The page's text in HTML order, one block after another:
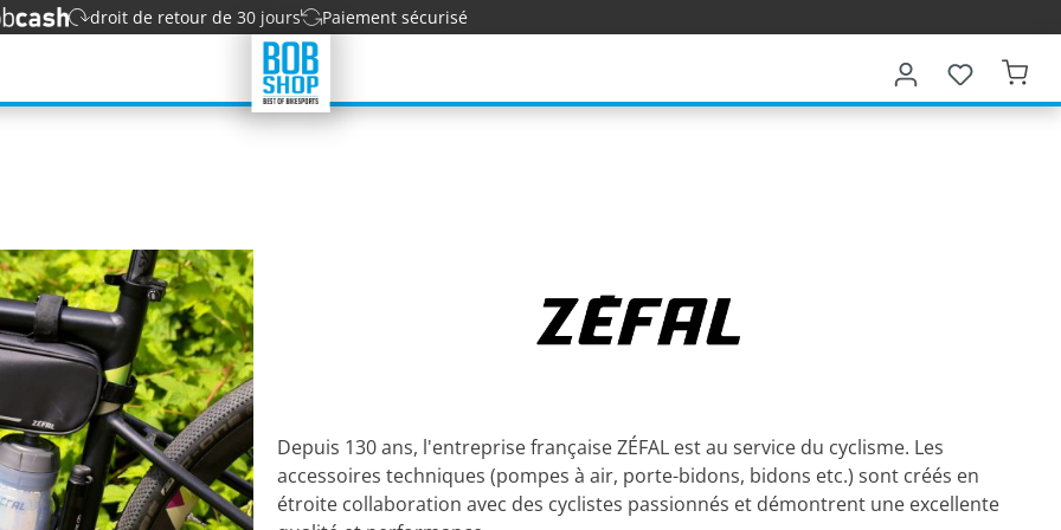
droit de retour de 30 jours Paiement sécurisé
Depuis 130 ans, l'entreprise française ZÉFAL est au service du cyclisme. Les
accessoires techniques (pompes à air, porte-bidons, bidons etc.) sont créés en
étroite collaboration avec des cyclistes passionnés et démontrent une excellente